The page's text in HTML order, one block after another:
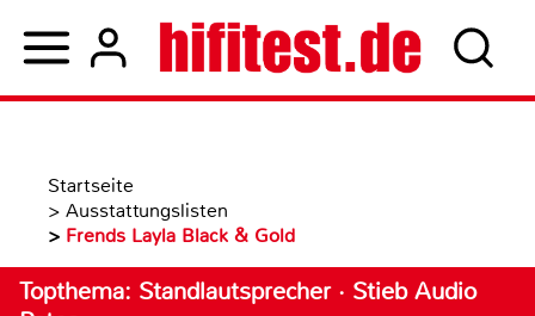
Startseite
> Ausstattungslisten
> Frends Layla Black & Gold
Topthema: Standlautsprecher · Stieb Audio